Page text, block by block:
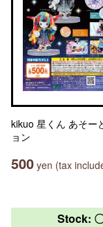
kikuo 星くん あそー
ョン
500 yen (tax
Stock: